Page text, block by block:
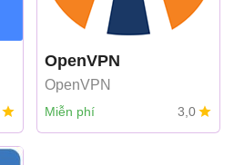
OpenVPN
OpenVPN
Miễn phí 3,0